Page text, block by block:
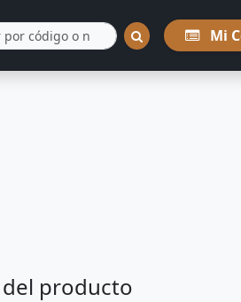
Mi
producto